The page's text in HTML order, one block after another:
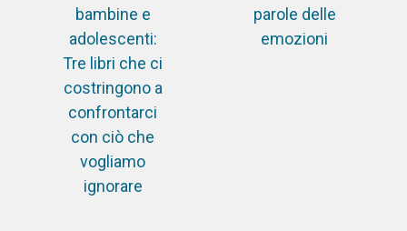
bambine e
adolescenti:
Tre libri che ci
costringono a
confrontarci
con ciò che
vogliamo
ignorare
parole delle
emozioni